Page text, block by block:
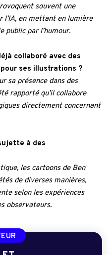
souvent une
l’IA, en mettant en lumière
public par l’humour.
collaboré avec des
ses illustrations ?
sa présence dans des
rapporté qu’il collabore
directement concernant
à des
les cartoons de Ben
de diverses manières,
selon les expériences
observateurs.